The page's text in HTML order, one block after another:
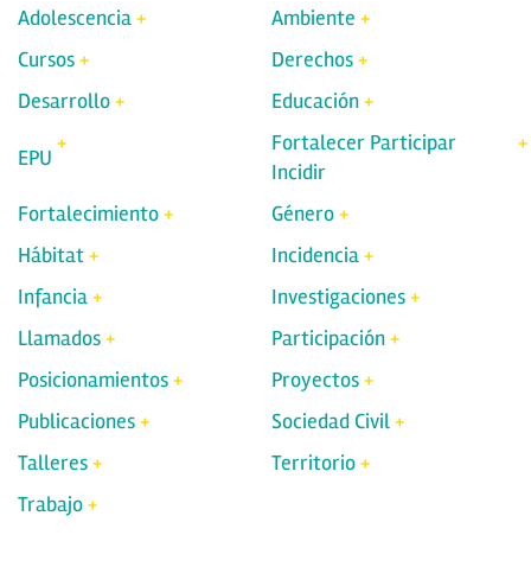
Adolescencia
Ambiente
Cursos
Derechos
Desarrollo
Educación
EPU
Fortalecer Participar
Incidir
Fortalecimiento
Género
Hábitat
Incidencia
Infancia
Investigaciones
Llamados
Participación
Posicionamientos
Proyectos
Publicaciones
Sociedad Civil
Talleres
Territorio
Trabajo